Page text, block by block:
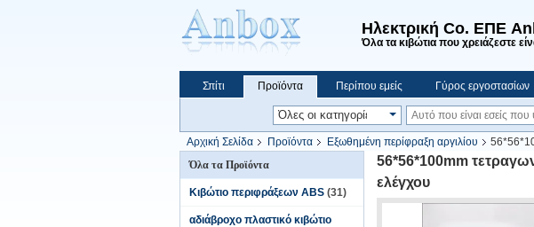
Ηλεκτρική Co. ΕΠΕ
Όλα τα κιβώτια που χρειάζεστε
Σπίτι Προϊόντα Περίπου εμείς Γύρος εργοστασίων
Να ψωνίσει on-line
Αρχική Σελίδα Προϊόντα Εξωθημένη περίφραξη αργιλίου
Όλα τα Προϊόντα
Κιβώτιο περιφράξεων ABS (31)
αδιάβροχο πλαστικό κιβώτιο
56*56*100mm
ελέγχου